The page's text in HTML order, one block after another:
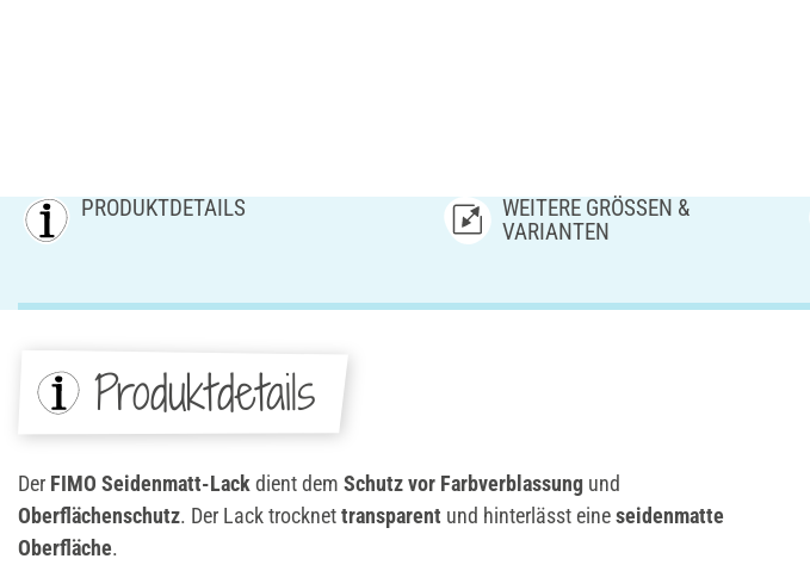
PRODUKTDETAILS
WEITERE GRÖSSEN & V
ARIANTEN
Produktdetails
Der FIMO Seidenmatt-Lack dient dem Schutzvor Farbverblassung und
Oberflächenschutz. Der Lack trocknettransparent und hinterlässt eineseidenmatte
Oberfläche.